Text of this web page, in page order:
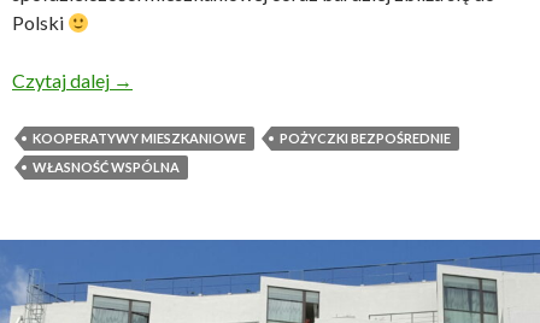
Polski
Czytaj dalej Sieć Sdílené domy
→
KOOPERATYWY MIESZKANIOWE
POŻYCZKI BEZPOŚREDNIE
WŁASNOŚĆ WSPÓLNA